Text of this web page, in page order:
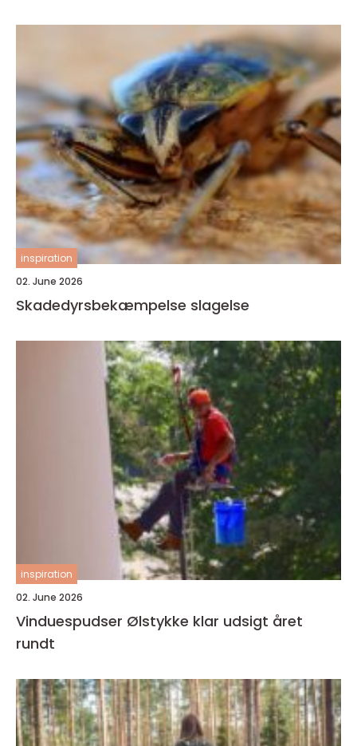
inspiration
02. June 2026
Skadedyrsbekæmpelse slagelse
inspiration
02. June 2026
Vinduespudser Ølstykke klar udsigt året
rundt